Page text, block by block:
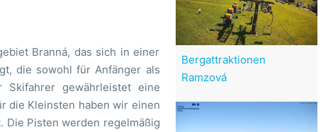
Branná, das sich in einer
die sowohl für Anfänger als
gewährleistet eine
die Kleinsten haben wir einen
Die Pisten werden regelmäßig
Bergattraktionen
Ramzová